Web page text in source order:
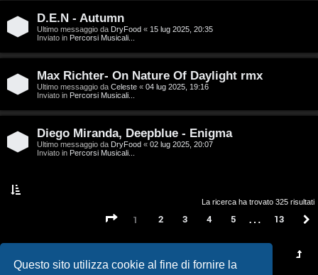
Questo sito utilizza cookie al fine di fornire la
D.E.N - Autumn
Ultimo messaggio da DryFood « 15 lug 2025, 20:35
Inviato in Percorsi Musicali...
Max Richter- On Nature Of Daylight rmx
Ultimo messaggio da Celeste « 04 lug 2025, 19:16
Inviato in Percorsi Musicali...
Diego Miranda, Deepblue - Enigma
Ultimo messaggio da DryFood « 02 lug 2025, 20:07
Inviato in Percorsi Musicali...
La ricerca ha trovato 325 risultati
Pagina di
1 2 3 4 5 … 13
S
t
o
r
e
:
G